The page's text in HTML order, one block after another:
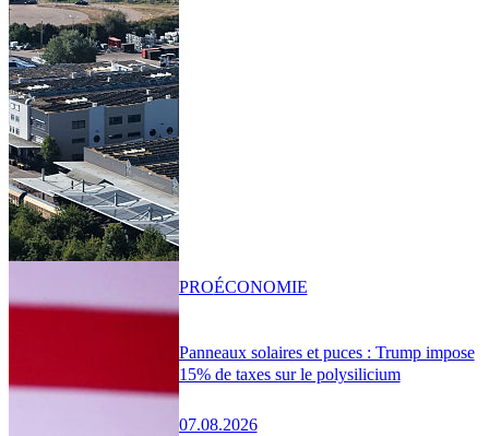
Panneaux solaires et puces : Trump impose
15% de taxes sur le polysilicium
07.08.2026
PROÉCONOMIE